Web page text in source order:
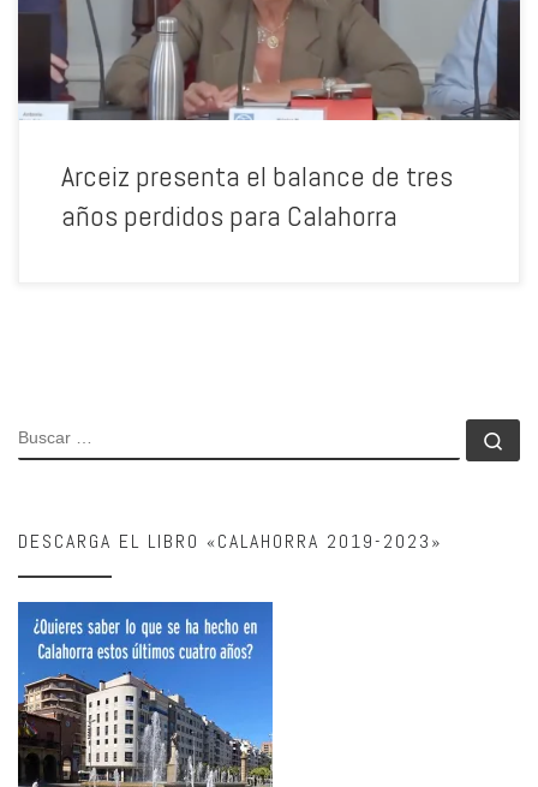
Arceiz presenta el balance de tres
años perdidos para Calahorra
BUSCAR
DESCARGA EL LIBRO «CALAHORRA 2019-2023»